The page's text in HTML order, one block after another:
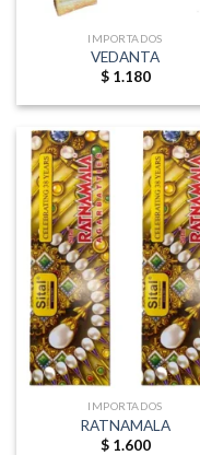
IMPORTADOS
VEDANTA
$1.180
IMPORTADOS
RATNAMALA
$1.600